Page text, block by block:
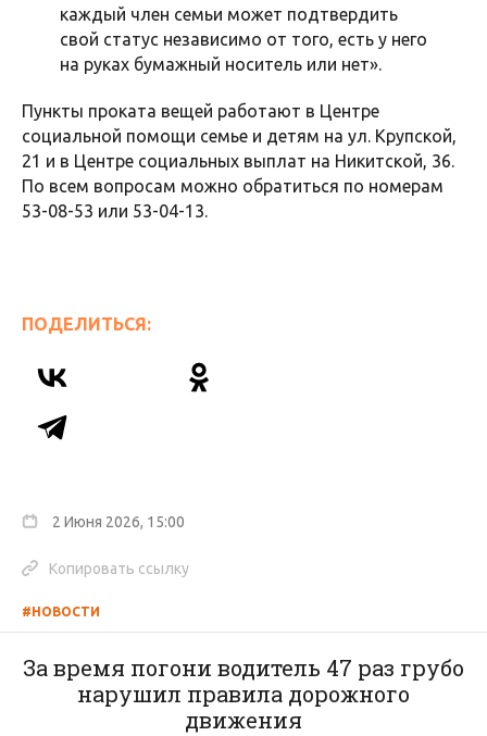
каждый член семьи может подтвердить
свой статус независимо от того, есть у него
на руках бумажный носитель или нет».
Пункты проката вещей работают в Центре
социальной помощи семье и детям на ул. Крупской,
21 и в Центре социальных выплат на Никитской, 36.
По всем вопросам можно обратиться по номерам
53-08-53 или 53-04-13.
ПОДЕЛИТЬСЯ:
2 Июня 2026, 15:00
Копировать ссылку
#НОВОСТИ
За время погони водитель 47 раз грубо
нарушил правила дорожного
движения